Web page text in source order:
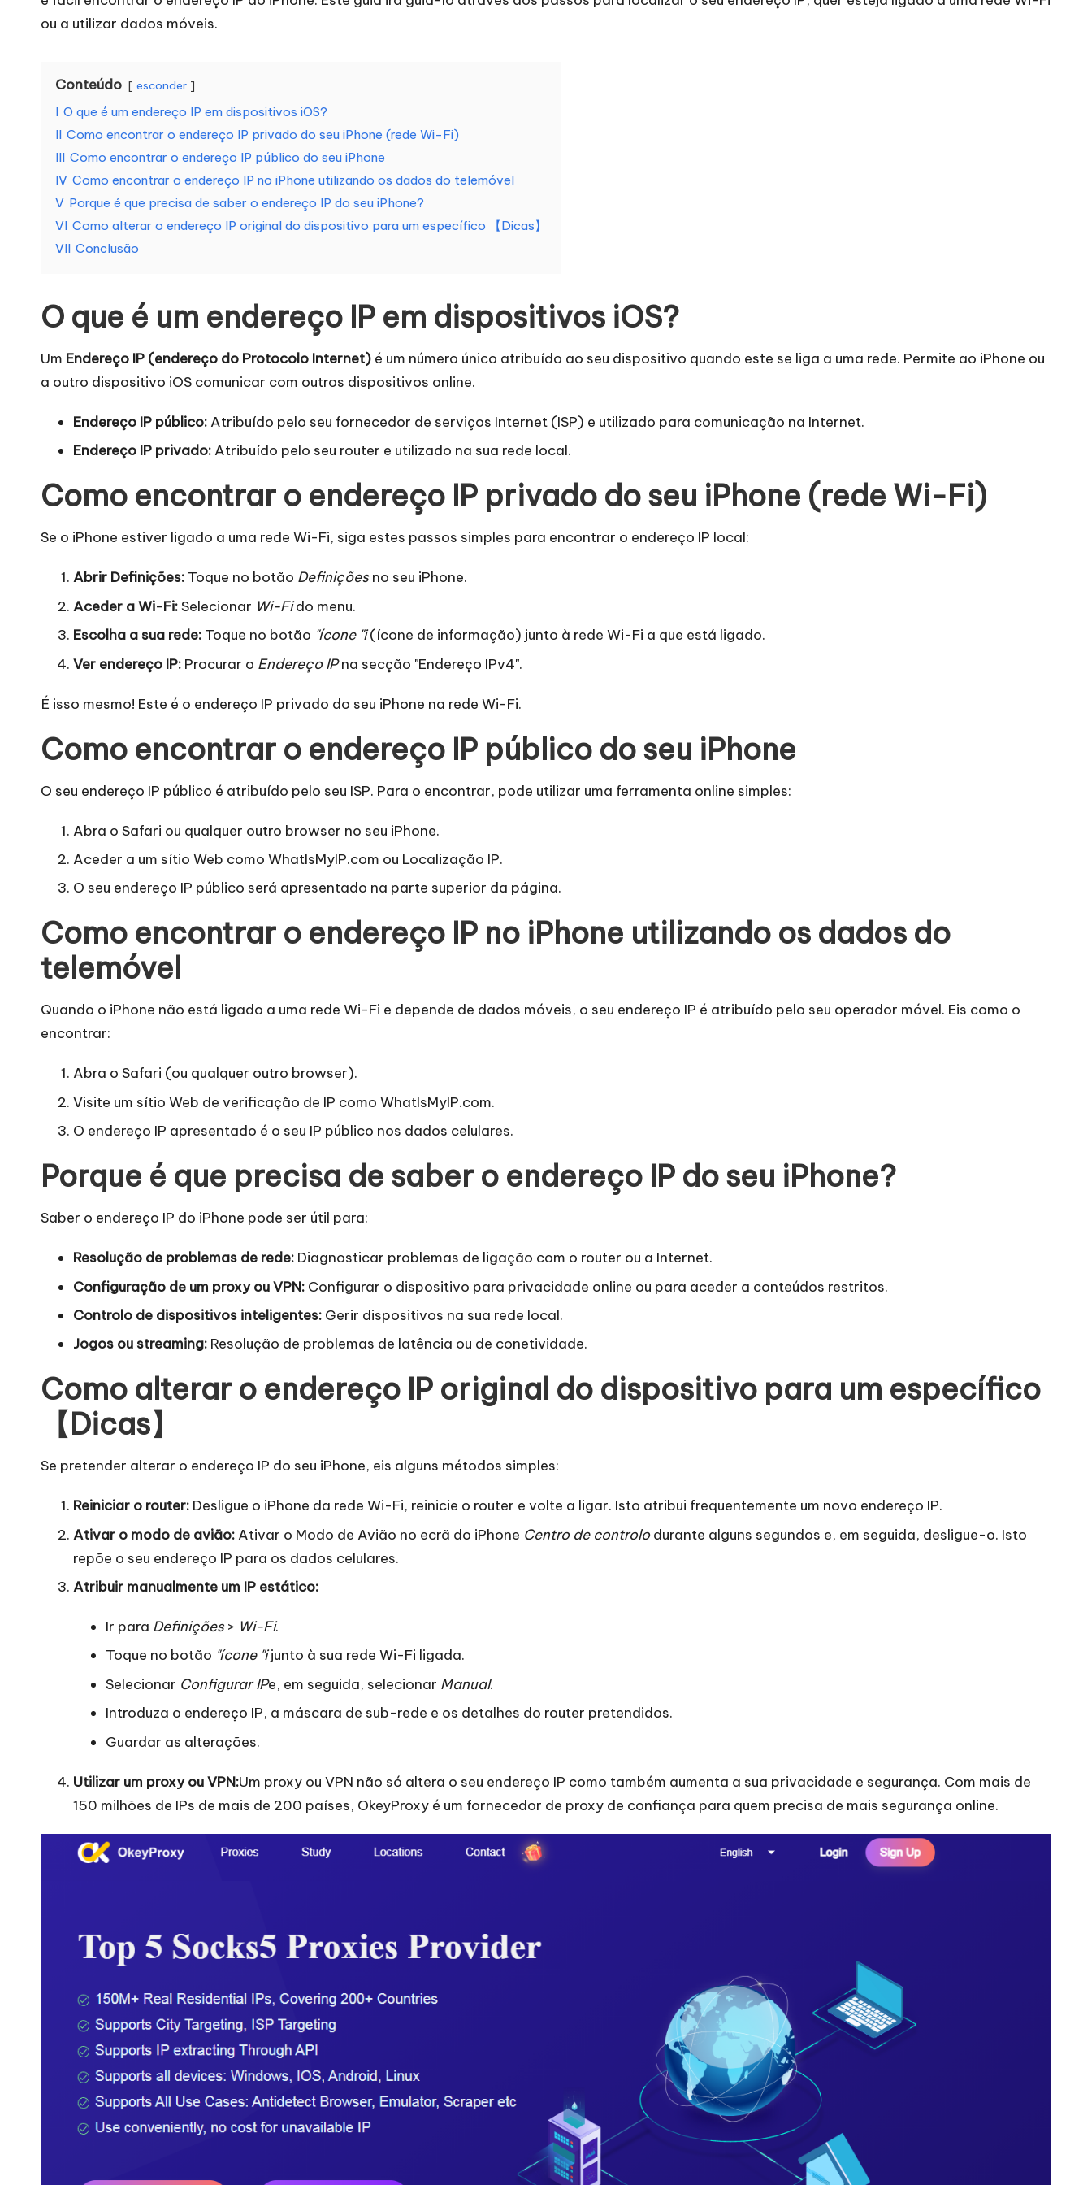
a
o
d
a
s
a
s
u
a
n
e
c
si
d
a
d
e
T
e
s
t
e
g
á
ti
s
-
O
e
y
P
o
y
ou a utilizar dados móveis.
Conteúdo esconder
I O que é um endereço IP em dispositivos iOS?
II Como encontrar o endereço IP privado do seu iPhone (rede Wi-Fi)
III Como encontrar o endereço IP público do seu iPhone
IV Como encontrar o endereço IP no iPhone utilizando os dados do telemóvel
V Porque é que precisa de saber o endereço IP do seu iPhone?
VI Como alterar o endereço IP original do dispositivo para um específico 【Dicas】
VII Conclusão
O que é um endereço IP em dispositivos iOS?
Um Endereço IP (endereço do Protocolo Internet) é um número único atribuído ao seu dispositivo quando este se liga a uma rede. Permite ao iPhone ou
a outro dispositivo iOS comunicar com outros dispositivos online.
Endereço IP público: Atribuído pelo seu fornecedor de serviços Internet (ISP) e utilizado para comunicação na Internet.
Endereço IP privado: Atribuído pelo seu router e utilizado na sua rede local.
Como encontrar o endereço IP privado do seu iPhone (rede Wi-Fi)
Se o iPhone estiver ligado a uma rede Wi-Fi, siga estes passos simples para encontrar o endereço IP local:
Abrir Definições: Toque no botão Definições no seu iPhone.
Aceder a Wi-Fi:Selecionar Wi-Fido menu.
Escolha a sua rede: Toque no botão "ícone "i(ícone de informação) junto à rede Wi-Fi a que está ligado.
Ver endereço IP: Procurar o Endereço IPna secção "Endereço IPv4".
É isso mesmo! Este é o endereço IP privado do seu iPhone na rede Wi-Fi.
Como encontrar o endereço IP público do seu iPhone
O seu endereço IP público é atribuído pelo seu ISP. Para o encontrar, pode utilizar uma ferramenta online simples:
Abra o Safari ou qualquer outro browser no seu iPhone.
Aceder a um sítio Web como WhatIsMyIP.com ou Localização IP.
O seu endereço IP público será apresentado na parte superior da página.
Como encontrar o endereço IP no iPhone utilizando os dados do
telemóvel
Quando o iPhone não está ligado a uma rede Wi-Fi e depende de dados móveis, o seu endereço IP é atribuído pelo seu operador móvel. Eis como o
encontrar:
Abra o Safari (ou qualquer outro browser).
Visite um sítio Web de verificação de IP como WhatIsMyIP.com.
O endereço IP apresentado é o seu IP público nos dados celulares.
Porque é que precisa de saber o endereço IP do seu iPhone?
Saber o endereço IP do iPhone pode ser útil para:
Resolução de problemas de rede: Diagnosticar problemas de ligação com o router ou a Internet.
Configuração de um proxy ou VPN: Configurar o dispositivo para privacidade online ou para aceder a conteúdos restritos.
Controlo de dispositivos inteligentes: Gerir dispositivos na sua rede local.
Jogos ou streaming: Resolução de problemas de latência ou de conetividade.
Como alterar o endereço IP original do dispositivo para um específico
【Dicas】
Se pretender alterar o endereço IP do seu iPhone, eis alguns métodos simples:
Reiniciar o router: Desligue o iPhone da rede Wi-Fi, reinicie o router e volte a ligar. Isto atribui frequentemente um novo endereço IP.
Ativar o modo de avião: Ativar o Modo de Avião no ecrã do iPhone Centro de controlodurante alguns segundos e, em seguida, desligue-o. Isto
repõe o seu endereço IP para os dados celulares.
Atribuir manualmente um IP estático:
Ir para Definições > Wi-Fi.
Toque no botão "ícone "ijunto à sua rede Wi-Fi ligada.
Selecionar Configurar IPe, em seguida, selecionar Manual.
Introduza o endereço IP, a máscara de sub-rede e os detalhes do router pretendidos.
Guardar as alterações.
Utilizar um proxy ou VPN:Um proxy ou VPN não só altera o seu endereço IP como também aumenta a sua privacidade e segurança. Com mais de
150 milhões de IPs de mais de 200 países, OkeyProxy é um fornecedor de proxy de confiança para quem precisa de mais segurança online.